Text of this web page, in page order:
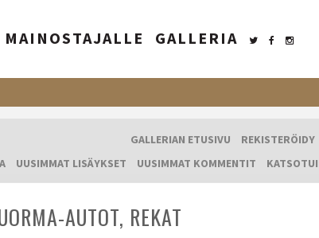
MAINOSTAJALLE GALLERIA
GALLERIAN ETUSIVU REKISTERÖIDY
UUSIMMAT LISÄYKSET UUSIMMAT KOMMENTIT
AUTOT, REKAT